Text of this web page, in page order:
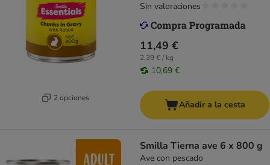
2 opciones
11,49 €
2,39 € / kg
10,69 €
Sin valoraciones
Añadir a la cesta
Smilla Tierna ave 6 x 800 g
Ave con pescado